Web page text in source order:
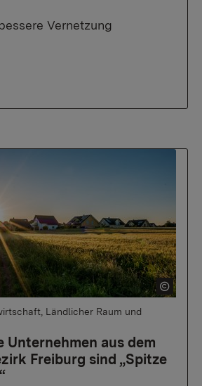
Vernetzung
Unternehmen aus dem
Freiburg sind „Spitze
Ländlicher Raum und